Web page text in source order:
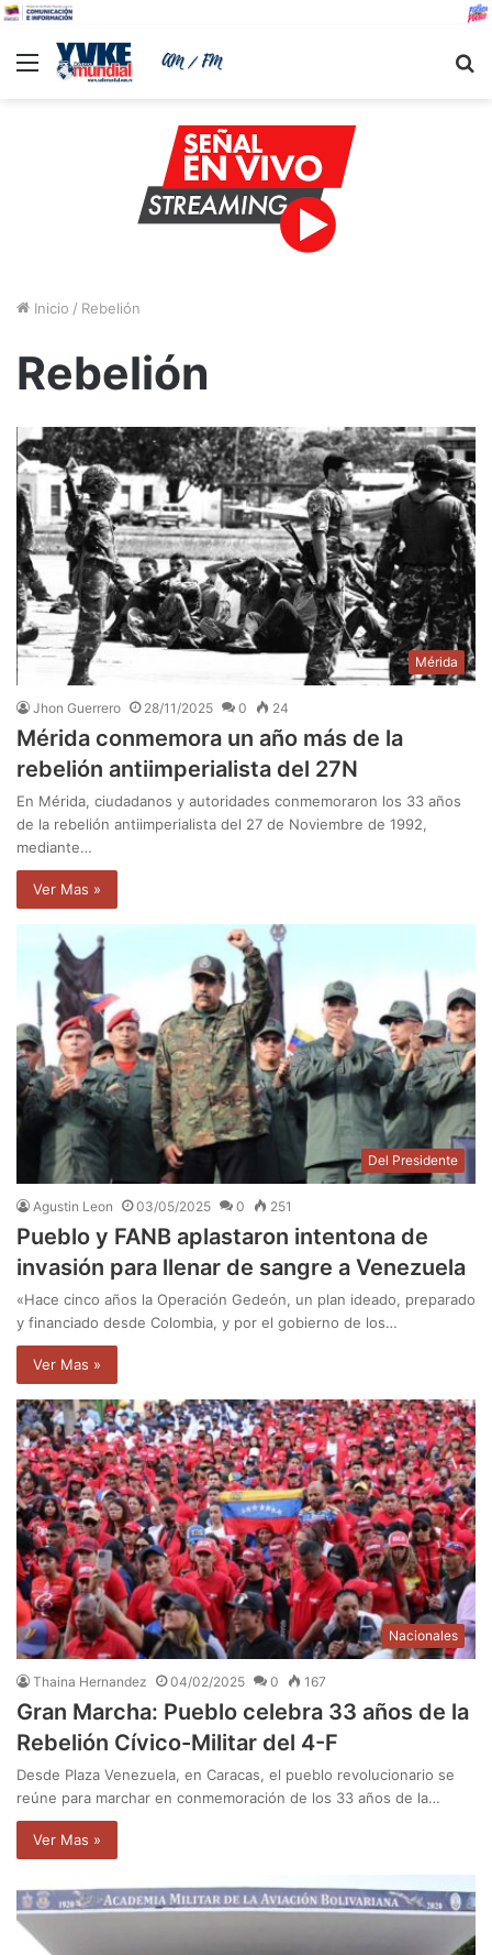
Menu
Inicio / Rebelión
Rebelión
Mérida
Jhon Guerrero 28/11/2025 0 24
Mérida conmemora un año más de la
rebelión antiimperialista del 27N
En Mérida, ciudadanos y autoridades conmemoraron los 33 años
de la rebelión antiimperialista del 27 de Noviembre de 1992,
mediante…
Ver Mas »
Del Presidente
Agustin Leon 03/05/2025 0 251
Pueblo y FANB aplastaron intentona de
invasión para llenar de sangre a Venezuela
«Hace cinco años la Operación Gedeón, un plan ideado, preparado
y financiado desde Colombia, y por el gobierno de los…
Ver Mas »
Nacionales
Thaina Hernandez 04/02/2025 0 167
Gran Marcha: Pueblo celebra 33 años de la
Rebelión Cívico-Militar del 4-F
Desde Plaza Venezuela, en Caracas, el pueblo revolucionario se
reúne para marchar en conmemoración de los 33 años de la…
Ver Mas »